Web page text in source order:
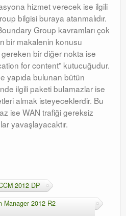
hizmet verecek ise ilgili
bilgisi buraya atanmalıdır.
Group kavramları çok
bir makalenin konusu
bir diğer nokta ise
for content” kutucuğudur.
yapıda bulunan bütün
ilgili paketi bulamazlar ise
almak isteyeceklerdir. Bu
ise WAN trafiği gereksiz
yavaşlayacaktır.
2012 DP
Manager 2012 R2